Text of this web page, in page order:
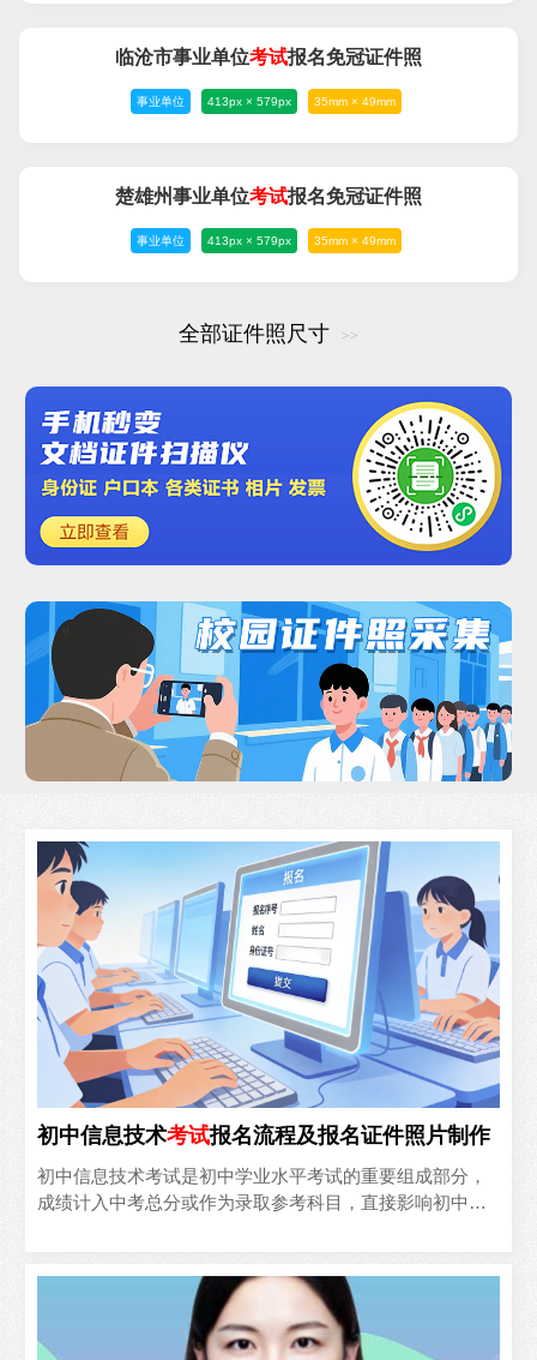
临沧市事业单位考试报名免冠证件照
事业单位 413px × 579px 35mm × 49mm
楚雄州事业单位考试报名免冠证件照
事业单位 413px × 579px 35mm × 49mm
全部证件照尺寸 >>
初中信息技术考试报名流程及报名证件照片制作
初中信息技术考试是初中学业水平考试的重要组成部分，
成绩计入中考总分或作为录取参考科目，直接影响初中毕